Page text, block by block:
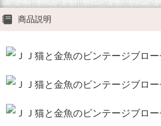
商品説明